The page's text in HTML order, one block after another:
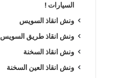
السيارات !
ونش انقاذ السويس
ونش انقاذ طريق السويس
ونش انقاذ السخنة
ونش انقاذ العين السخنة